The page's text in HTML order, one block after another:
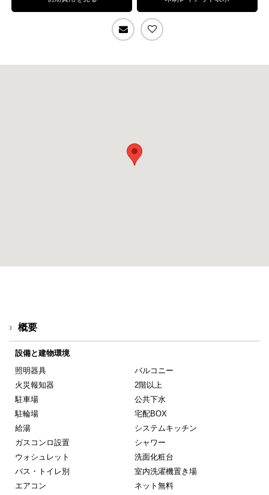
概要
設備と建物環境
照明器具
バルコニー
火災報知器
2階以上
駐車場
公共下水
駐輪場
宅配BOX
給湯
システムキッチン
ガスコンロ設置
シャワー
ウォシュレット
洗面化粧台
バス・トイレ別
室内洗濯機置き場
エアコン
ネット無料